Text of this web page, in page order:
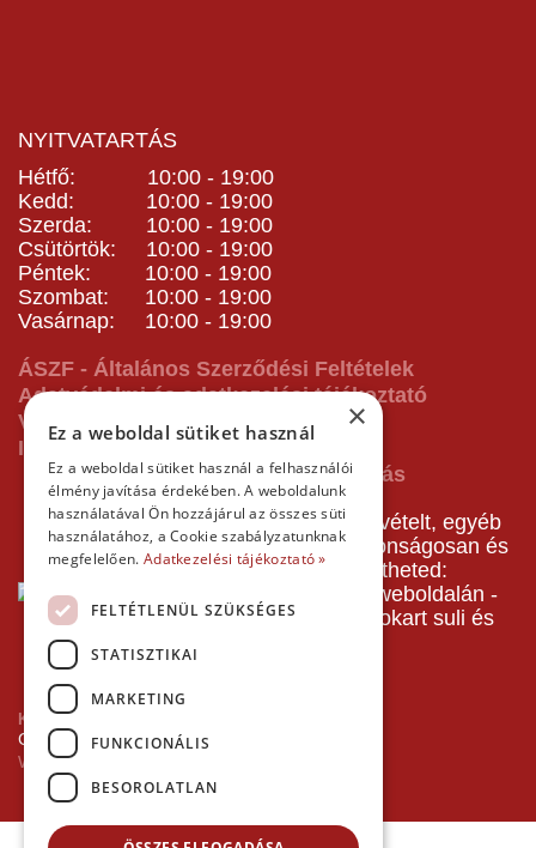
NYITVATARTÁS
Hétfő: 10:00 - 19:00
Kedd: 10:00 - 19:00
Szerda: 10:00 - 19:00
Csütörtök: 10:00 - 19:00
Péntek: 10:00 - 19:00
Szombat: 10:00 - 19:00
Vasárnap: 10:00 - 19:00
ÁSZF - Általános Szerződési Feltételek
Adatvédelmi és adatkezelési tájékoztató
Vásárlás előtti tájékoztató
Impresszum
A pályafoglalást, gokartverseny részvételt, egyéb
termékeinket, szolgáltatásainkat biztonságosan és
gyorsan bankkártyával is kifizetheted:
Kezdőlap
Copyright © 2026 Minden jog fenntartva!
Websiker Ügynökség - Richard27.hu Kft.
×
Ez a weboldal sütiket használ
Ez a weboldal sütiket használ a felhasználói
élmény javítása érdekében. A weboldalunk
használatával Ön hozzájárul az összes süti
használatához, a Cookie szabályzatunknak
megfelelően. Adatkezelési tájékoztató »
FELTÉTLENÜL SZÜKSÉGES
STATISZTIKAI
MARKETING
FUNKCIONÁLIS
BESOROLATLAN